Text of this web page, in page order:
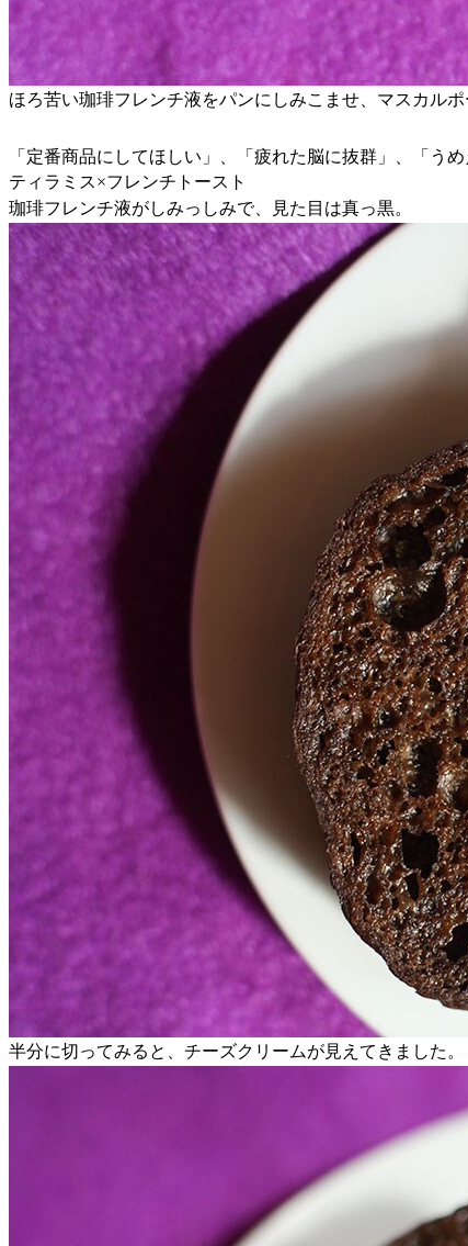
ほろ苦い珈琲フレンチ液をパンにしみこませ、マスカル
「定番商品にしてほしい」、「疲れた脳に抜群」、「う
ティラミス×フレンチトースト
珈琲フレンチ液がしみっしみで、見た目は真っ黒。
半分に切ってみると、チーズクリームが見えてきました。